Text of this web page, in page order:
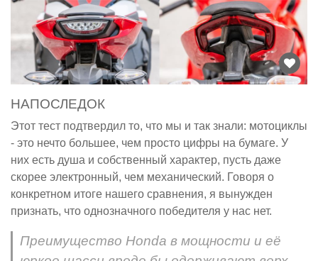
НАПОСЛЕДОК
Этот тест подтвердил то, что мы и так знали: мотоциклы
- это нечто большее, чем просто цифры на бумаге. У
них есть душа и собственный характер, пусть даже
скорее электронный, чем механический. Говоря о
конкретном итоге нашего сравнения, я вынужден
признать, что однозначного победителя у нас нет.
Преимущество Honda в мощности и её